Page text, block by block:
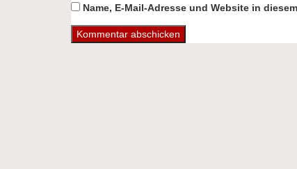
Name, E-Mail-Adresse und Website in